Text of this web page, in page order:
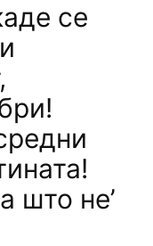
се
што не’